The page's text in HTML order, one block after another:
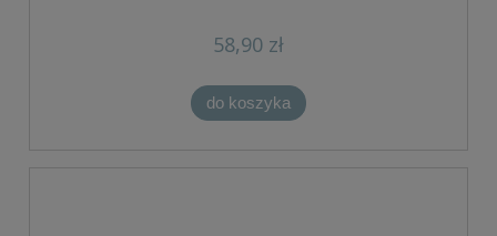
58,90 zł
do koszyka